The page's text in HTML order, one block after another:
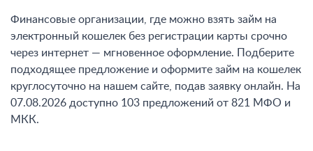
Финансовые организации, где можно взять займ на
электронный кошелек без регистрации карты срочно
через интернет — мгновенное оформление. Подберите
подходящее предложение и оформите займ на кошелек
круглосуточно на нашем сайте, подав заявку онлайн. На
07.08.2026 доступно 103 предложений от 821 МФО и
МКК.